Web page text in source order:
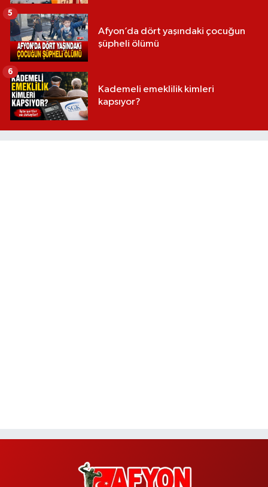
Afyon’da dört yaşındaki çocuğun
şüpheli ölümü
5
Kademeli emeklilik kimleri
kapsıyor?
6